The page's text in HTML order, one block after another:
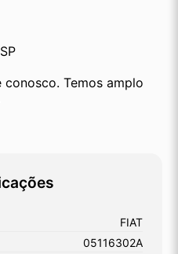
conosco. Temos amplo
FIAT
05116302A